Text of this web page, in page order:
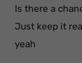
Is there a
Just keep it
yeah